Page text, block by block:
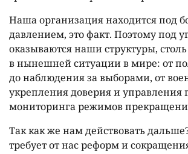
Наша организация находится под
давлением, это факт. Поэтому под
оказываются наши структуры,
в нынешней ситуации в мире: от
до наблюдения за выборами, от
укрепления доверия и управления
мониторинга режимов
Так как же нам действовать
требует от нас реформ и